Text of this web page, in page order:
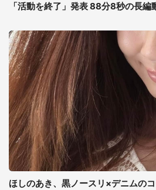
「活動を終了」発表 88分8秒の長編
ほしのあき、黒ノースリ×デニムの